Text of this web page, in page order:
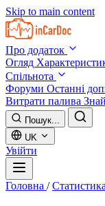
Skip to main content
Про додаток
Огляд
Спільнота
Форуми Останні
Витрати палива
Пошук...
UK
Увійти
Головна / Статистика